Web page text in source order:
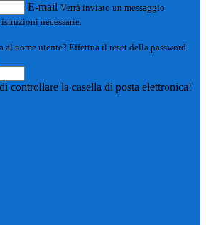
E-mail Verrà inviato un messaggio
necessarie.
al nome utente? Effettua il reset della password
controllare la casella di posta elettronica!